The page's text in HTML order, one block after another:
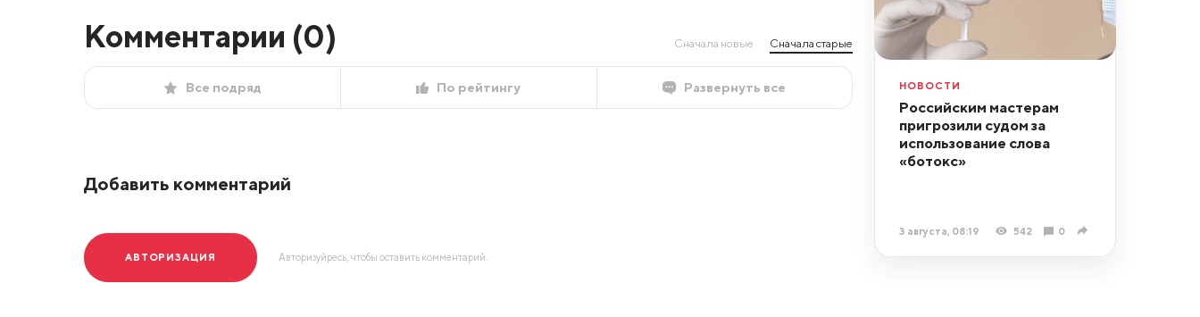
Комментарии (0) Сначала новые Сначала старые
Все подряд По рейтингу Развернуть все
Добавить комментарий
АВТОРИЗАЦИЯ Авторизуйресь, чтобы оставить комментарий.
НОВОСТИ
Российским мастерам
пригрозили судом за
использование слова
«ботокс»
3 августа, 08:19 542 0